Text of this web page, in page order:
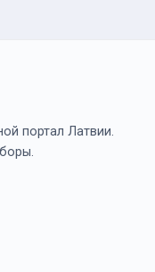
портал Латвии.